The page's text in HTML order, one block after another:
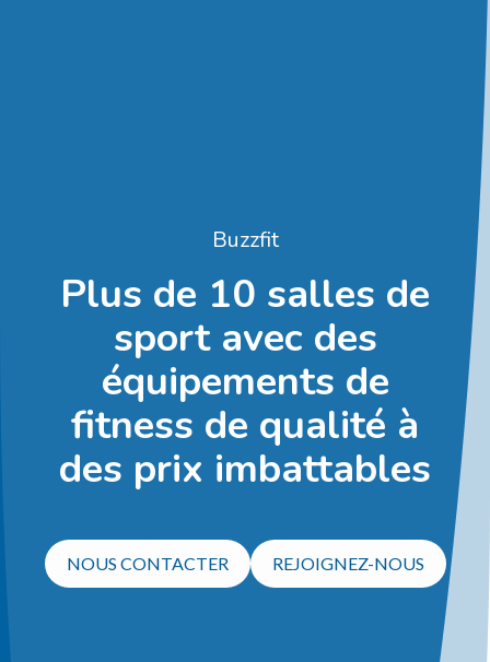
Buzzfit
Plus de 10 salles de
sport avec des
équipements de
fitness de qualité à
des prix imbattables
NOUS CONTACTER REJOIGNEZ-NOUS